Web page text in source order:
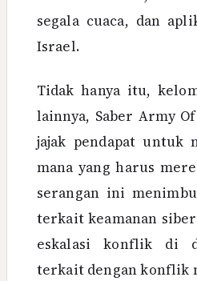
segala cuaca, dan
Israel.
Tidak hanya itu,
lainnya, Saber Army
jajak pendapat untuk
mana yang harus
serangan ini
terkait keamanan
eskalasi konflik di
terkait dengan konflik